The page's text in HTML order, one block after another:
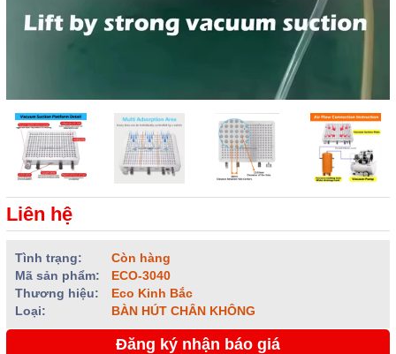
Liên hệ
Tình trạng:
Còn hàng
Mã sản phẩm:
ECO-3040
Thương hiệu:
Eco Kinh Bắc
Loại:
BÀN HÚT CHÂN KHÔNG
Đăng ký nhận báo giá